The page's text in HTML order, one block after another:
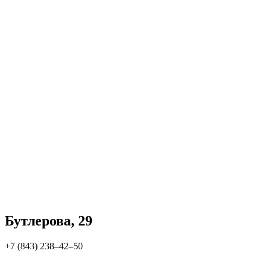
Бутлерова, 29
+7 (843) 238‒42‒50